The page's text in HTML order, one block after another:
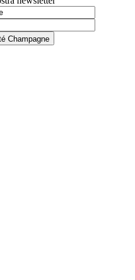
Champagne